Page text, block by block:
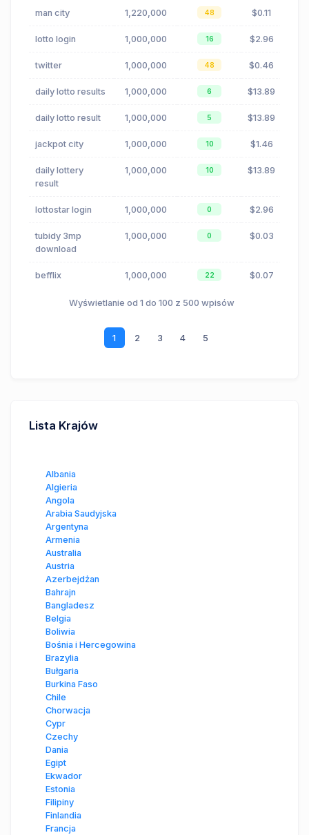
man city 1,220,000 48 $0.11
lotto login 1,000,000 16 $2.96
twitter 1,000,000 48 $0.46
daily lotto results 1,000,000 6 $13.89
daily lotto result 1,000,000 5 $13.89
jackpot city 1,000,000 10 $1.46
daily lottery
result
1,000,000 10 $13.89
lottostar login 1,000,000 0 $2.96
tubidy 3mp
download
1,000,000 0 $0.03
befflix 1,000,000 22 $0.07
Wyświetlanie od 1 do 100 z 500 wpisów
1 2 3 4 5
Lista Krajów
Albania
Algieria
Angola
Arabia Saudyjska
Argentyna
Armenia
Australia
Austria
Azerbejdżan
Bahrajn
Bangladesz
Belgia
Boliwia
Bośnia i Hercegowina
Brazylia
Bułgaria
Burkina Faso
Chile
Chorwacja
Cypr
Czechy
Dania
Egipt
Ekwador
Estonia
Filipiny
Finlandia
Francja